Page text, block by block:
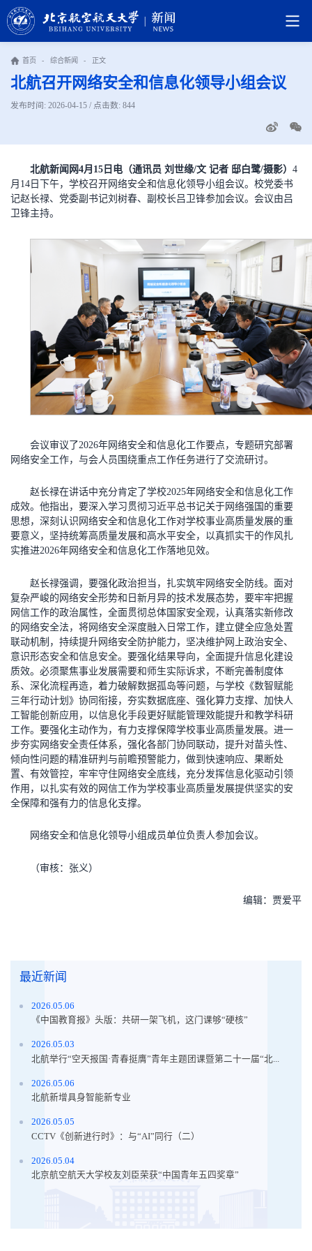
首页 - 综合新闻 - 正文
北航召开网络安全和信息化领导小组会议
发布时间: 2026-04-15 / 点击数: 844
北航新闻网4月15日电（通讯员 刘世缘/文 记者 邸白鹭/摄影） 4
月14日下午，学校召开网络安全和信息化领导小组会议。校党委书
记赵长禄、党委副书记刘树春、副校长吕卫锋参加会议。会议由吕
卫锋主持。
会议审议了2026年网络安全和信息化工作要点，专题研究部署
网络安全工作，与会人员围绕重点工作任务进行了交流研讨。
赵长禄在讲话中充分肯定了学校2025年网络安全和信息化工作
成效。他指出，要深入学习贯彻习近平总书记关于网络强国的重要
思想，深刻认识网络安全和信息化工作对学校事业高质量发展的重
要意义，坚持统筹高质量发展和高水平安全，以真抓实干的作风扎
实推进2026年网络安全和信息化工作落地见效。
赵长禄强调，要强化政治担当，扎实筑牢网络安全防线。面对
复杂严峻的网络安全形势和日新月异的技术发展态势，要牢牢把握
网信工作的政治属性，全面贯彻总体国家安全观，认真落实新修改
的网络安全法，将网络安全深度融入日常工作，建立健全应急处置
联动机制，持续提升网络安全防护能力，坚决维护网上政治安全、
意识形态安全和信息安全。要强化结果导向，全面提升信息化建设
质效。必须聚焦事业发展需要和师生实际诉求，不断完善制度体
系、深化流程再造，着力破解数据孤岛等问题，与学校《数智赋能
三年行动计划》协同衔接，夯实数据底座、强化算力支撑、加快人
工智能创新应用，以信息化手段更好赋能管理效能提升和教学科研
工作。要强化主动作为，有力支撑保障学校事业高质量发展。进一
步夯实网络安全责任体系，强化各部门协同联动，提升对苗头性、
倾向性问题的精准研判与前瞻预警能力，做到快速响应、果断处
置、有效管控，牢牢守住网络安全底线，充分发挥信息化驱动引领
作用，以扎实有效的网信工作为学校事业高质量发展提供坚实的安
全保障和强有力的信息化支撑。
网络安全和信息化领导小组成员单位负责人参加会议。
（审核：张义）
编辑：贾爱平
最近新闻
2026.05.06
《中国教育报》头版：共研一架飞机，这门课够“硬核”
2026.05.03
北航举行“空天报国·青春挺膺”青年主题团课暨第二十一届“北...
2026.05.06
北航新增具身智能新专业
2026.05.05
CCTV《创新进行时》：与“AI”同行（二）
2026.05.04
北京航空航天大学校友刘臣荣获“中国青年五四奖章”